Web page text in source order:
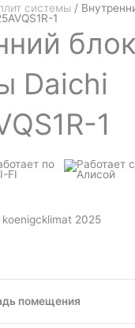
системы /
1
Daichi
1
помещения